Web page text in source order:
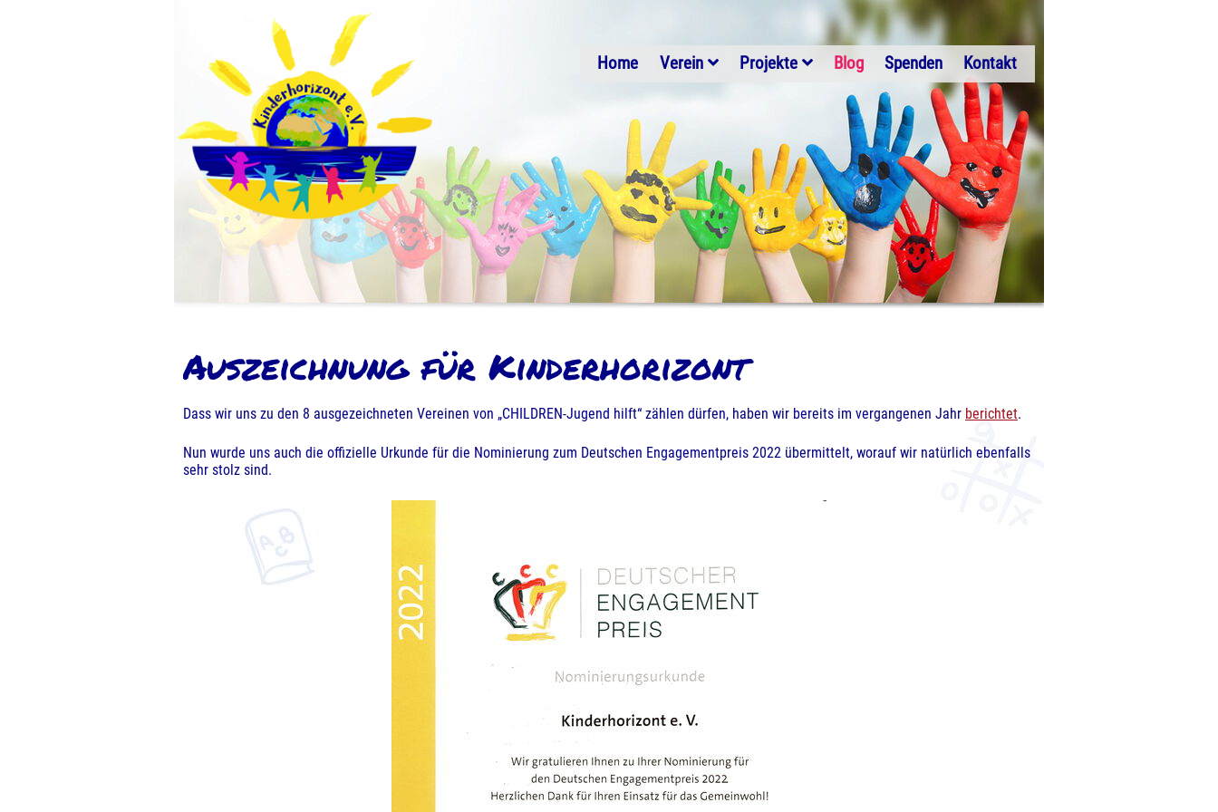
Home Verein Projekte Blog Spenden Kontakt
Auszeichnung für Kinderhorizont
Dass wir uns zu den 8 ausgezeichneten Vereinen von „CHILDREN-Jugend hilft“ zählen dürfen, haben wir bereits im vergangenen Jahr berichtet.
Nun wurde uns auch die offizielle Urkunde für die Nominierung zum Deutschen Engagementpreis 2022 übermittelt, worauf wir natürlich ebenfalls
sehr stolz sind.